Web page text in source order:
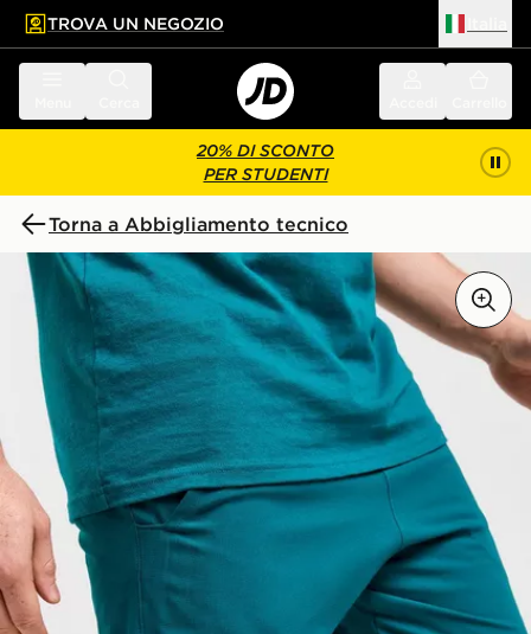
principale
a fondo pagina
TROVA UN NEGOZIO
20% DI SCONTO
PER STUDENTI
Torna a Abbigliamento tecnico